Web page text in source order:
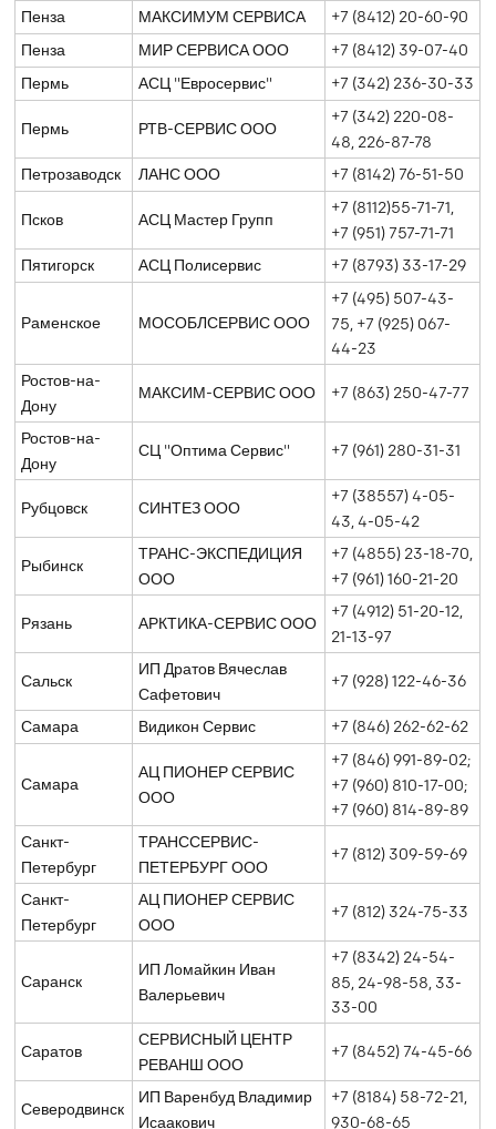
Пенза
МАКСИМУМ СЕРВИСА
+7 (8412) 20-60-90
Пенза
МИР СЕРВИСА ООО
+7 (8412) 39-07-40
Пермь
АСЦ "Евросервис" +7 (342) 236-30-33
Пермь РТВ-СЕРВИС ООО
+7 (342) 220-08-
48, 226-87-78
Петрозаводск
ЛАНС ООО +7 (8142) 76-51-50
Псков АСЦ Мастер Групп
+7 (8112)55-71-71,
+7 (951) 757-71-71
Пятигорск
АСЦ Полисервис +7 (8793) 33-17-29
Раменское МОСОБЛСЕРВИС ООО
+7 (495) 507-43-
75, +7 (925) 067-
44-23
Ростов-на-
Дону
МАКСИМ-СЕРВИС ООО +7 (863) 250-47-77
Ростов-на-
Дону
СЦ "Оптима Сервис" +7 (961) 280-31-31
Рубцовск СИНТЕЗ ООО
+7 (38557) 4-05-
43, 4-05-42
Рыбинск
ТРАНС-ЭКСПЕДИЦИЯ
ООО
+7 (4855) 23-18-70,
+7 (961) 160-21-20
Рязань АРКТИКА-СЕРВИС ООО
+7 (4912) 51-20-12,
21-13-97
Сальск
ИП Дратов Вячеслав
Сафетович
+7 (928) 122-46-36
Самара Видикон Сервис +7 (846) 262-62-62
Самара
АЦ ПИОНЕР СЕРВИС
ООО
+7 (846) 991-89-02;
+7 (960) 810-17-00;
+7 (960) 814-89-89
Санкт-
Петербург
ТРАНССЕРВИС-
ПЕТЕРБУРГ ООО
+7 (812) 309-59-69
Санкт-
Петербург
АЦ ПИОНЕР СЕРВИС
ООО
+7 (812) 324-75-33
Саранск
ИП Ломайкин Иван
Валерьевич
+7 (8342) 24-54-
85, 24-98-58, 33-
33-00
Саратов
СЕРВИСНЫЙ ЦЕНТР
РЕВАНШ ООО
+7 (8452) 74-45-66
Северодвинск
ИП Варенбуд Владимир
Исаакович
+7 (8184) 58-72-21,
930-68-65